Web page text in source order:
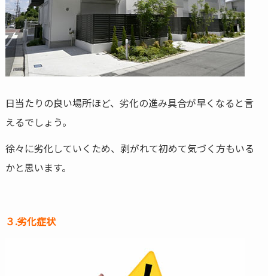
日当たりの良い場所ほど、劣化の進み具合が早くなると言
えるでしょう。
徐々に劣化していくため、剥がれて初めて気づく方もいる
かと思います。
３.劣化症状